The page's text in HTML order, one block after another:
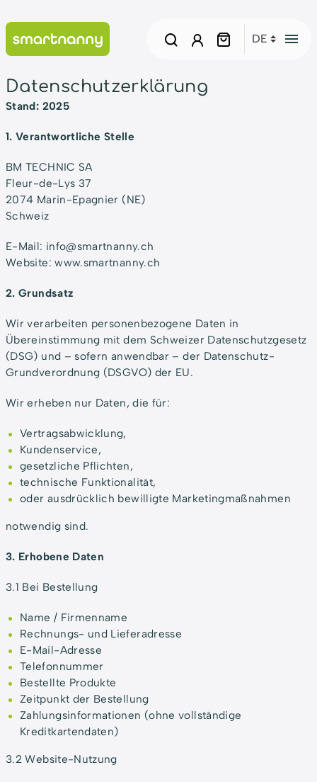
menu
Datenschutzerklärung
Stand: 2025
1. Verantwortliche Stelle
BM TECHNIC SA
Fleur-de-Lys 37
2074 Marin-Epagnier (NE)
Schweiz
E-Mail: info@smartnanny.ch
Website: www.smartnanny.ch
2. Grundsatz
Wir verarbeiten personenbezogene Daten in
Übereinstimmung mit dem Schweizer Datenschutzgesetz
(DSG) und – sofern anwendbar – der Datenschutz-
Grundverordnung (DSGVO) der EU.
Wir erheben nur Daten, die für:
Vertragsabwicklung,
Kundenservice,
gesetzliche Pflichten,
technische Funktionalität,
oder ausdrücklich bewilligte Marketingmaßnahmen
notwendig sind.
3. Erhobene Daten
3.1 Bei Bestellung
Name / Firmenname
Rechnungs- und Lieferadresse
E-Mail-Adresse
Telefonnummer
Bestellte Produkte
Zeitpunkt der Bestellung
Zahlungsinformationen (ohne vollständige
Kreditkartendaten)
3.2 Website-Nutzung